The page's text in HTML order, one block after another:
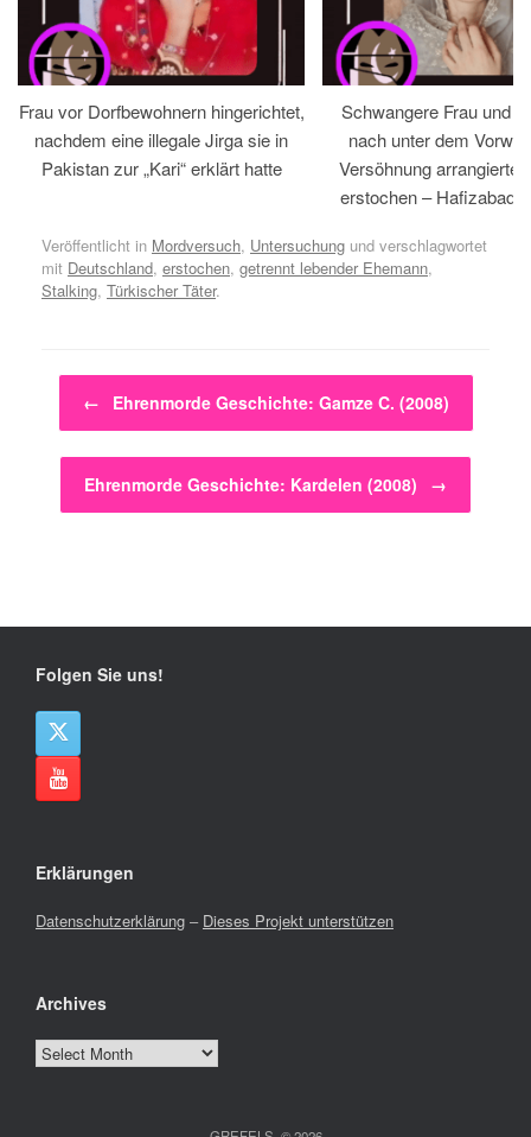
Frau vor Dorfbewohnern hingerichtet,
nachdem eine illegale Jirga sie in
Pakistan zur „Kari“ erklärt hatte
Schwangere Frau und
nach unter dem
Versöhnung
erstochen – Hafizabad,
Veröffentlicht in Mordversuch, Untersuchung und verschlagwortet
mit Deutschland, erstochen, getrennt lebender Ehemann,
Stalking, Türkischer Täter.
Beitragsnavigation
← Ehrenmorde Geschichte: Gamze C. (2008)
Ehrenmorde Geschichte: Kardelen (2008) →
Folgen Sie uns!
Erklärungen
Datenschutzerklärung – Dieses Projekt unterstützen
Archives
Archives